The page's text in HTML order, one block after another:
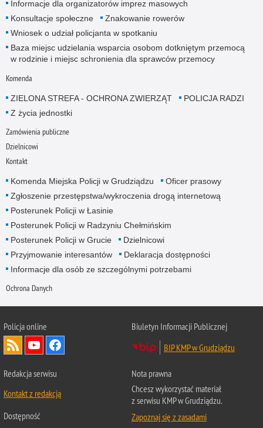
Informacje dla organizatorów imprez masowych
Konsultacje społeczne
Znakowanie rowerów
Wniosek o udział policjanta w spotkaniu
Baza miejsc udzielania wsparcia osobom dotkniętym przemocą
w rodzinie i miejsc schronienia dla sprawców przemocy
Komenda
ZIELONA STREFA - OCHRONA ZWIERZĄT
POLICJA RADZI
Z życia jednostki
Zamówienia publiczne
Dzielnicowi
Kontakt
Komenda Miejska Policji w Grudziądzu
Oficer prasowy
Zgłoszenie przestępstwa/wykroczenia drogą internetową
Posterunek Policji w Łasinie
Posterunek Policji w Radzyniu Chełmińskim
Posterunek Policji w Grucie
Dzielnicowi
Przyjmowanie interesantów
Deklaracja dostępności
Informacje dla osób ze szczególnymi potrzebami
Ochrona Danych
Policja online
Biuletyn Informacji Publicznej
BIP KMP w Grudziądzu
Redakcja serwisu
Kontakt z redakcją
Dostępność
Nota prawna
Chcesz wykorzystać materiał
z serwisu KMP w Grudziądzu.
Zapoznaj się z zasadami